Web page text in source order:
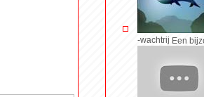
-wachtrij Een